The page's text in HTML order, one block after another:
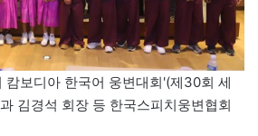
캄보디아 한국어 웅변대회'(제30회 세
김경석 회장 등 한국스피치웅변협회